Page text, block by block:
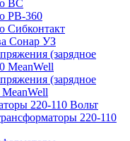
BC
PB-360
Сибконтакт
Сонар УЗ
(зарядное
MeanWell
(зарядное
220-110 Вольт
220-110